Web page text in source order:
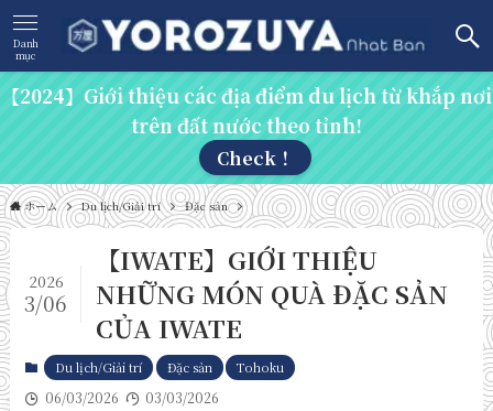
Danh
mục
【2024】Giới thiệu các địa điểm du lịch từ khắp nơi
trên đất nước theo tỉnh!
Check！
ホーム Du lịch/Giải trí Đặc sản
【IWATE】GIỚI THIỆU
NHỮNG MÓN QUÀ ĐẶC SẢN
CỦA IWATE
2026
3/06
Du lịch/Giải trí Đặc sản Tohoku
06/03/2026 03/03/2026